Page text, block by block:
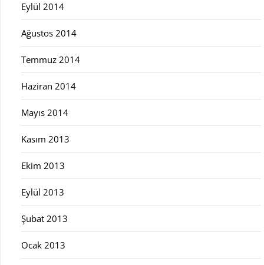
Eylül 2014
Ağustos 2014
Temmuz 2014
Haziran 2014
Mayıs 2014
Kasım 2013
Ekim 2013
Eylül 2013
Şubat 2013
Ocak 2013